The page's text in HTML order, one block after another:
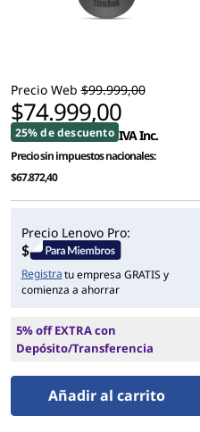
Precio Web $99.999,00
$74.999,00
25% de descuento IVA Inc.
Precio sin impuestos nacionales:
$67.872,40
Precio Lenovo Pro:
Registratu empresa GRATIS y
comienza a ahorrar
5% off EXTRA con
Depósito/Transferencia
Añadir al carrito